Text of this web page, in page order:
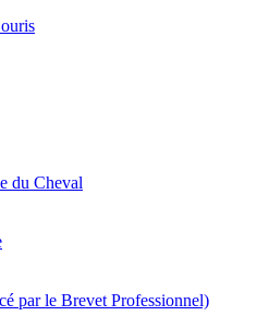
du Cheval
par le Brevet Professionnel)